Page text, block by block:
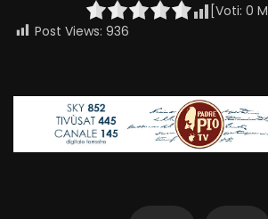
[Voti: 0
Post Views: 936